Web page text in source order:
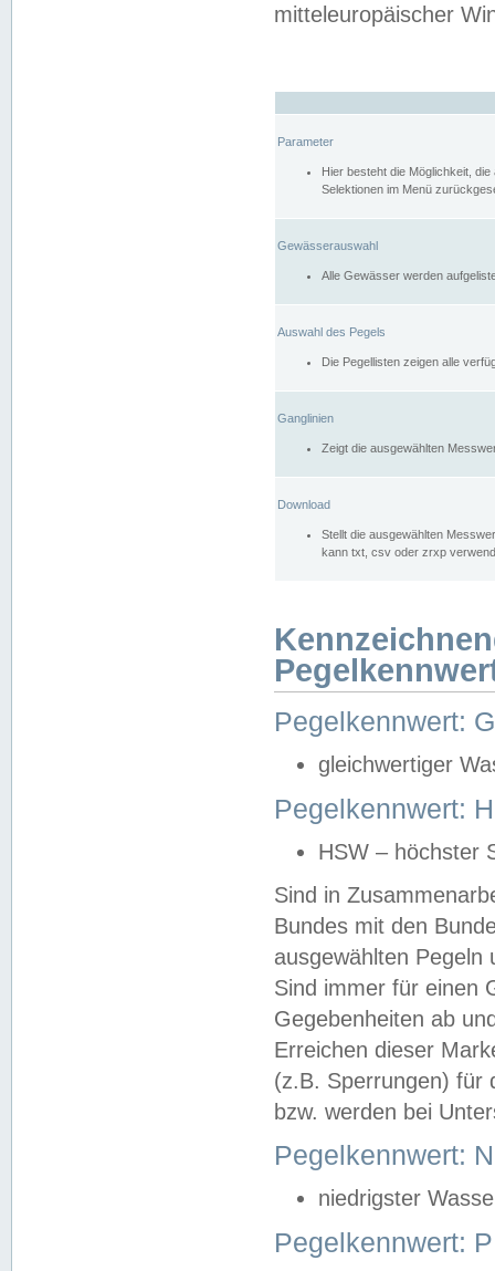
mitteleuropäischer
Parameter
Hier besteht die Möglichkeit,
Selektionen im Menü
Gewässerauswahl
Alle Gewässer werden
Auswahl des Pegels
Die Pegellisten zeigen alle
Ganglinien
Zeigt die ausgewählten
Download
Stellt die ausgewählten
kann txt, csv oder zrxp
Pegelkennwert:
gleichwertiger
Pegelkennwert:
HSW – höchster
Sind in
Bundes mit den
ausgewählten
Sind immer für einen
Gegebenheiten ab
Erreichen dieser
(z.B. Sperrungen) für
bzw. werden bei
Pegelkennwert:
niedrigster
Pegelkennwert: